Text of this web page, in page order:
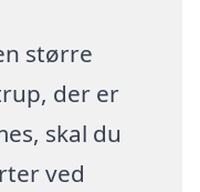
større
der er
skal du
ved